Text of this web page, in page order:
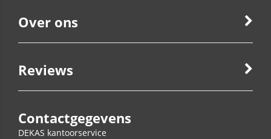
Over ons
Reviews
Contactgegevens
DEKAS kantoorservice